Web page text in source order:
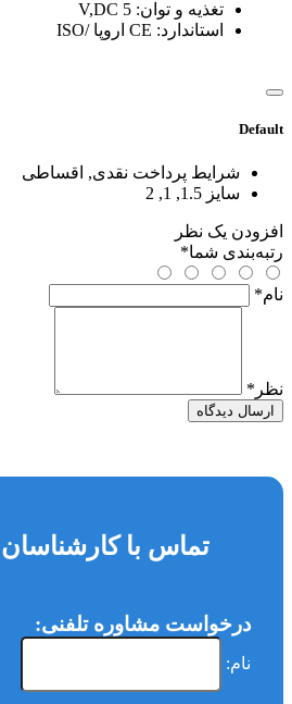
تغذیه و توان: V,DC 5
استاندارد: CE اروپا /ISO
Default
شرایط پرداخت نقدی, اقساطی
سایز 1.5, 1, 2
افزودن یک نظر
رتبه‌بندی شما*
نام*
نظر *
ارسال دیدگاه
تماس با کارشناسان
درخواست مشاوره تلفنی:
نام: